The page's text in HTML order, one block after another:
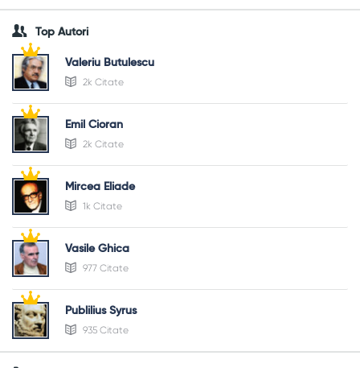
Top Autori
Valeriu Butulescu
2k Citate
Emil Cioran
2k Citate
Mircea Eliade
1k Citate
Vasile Ghica
977 Citate
Publilius Syrus
935 Citate